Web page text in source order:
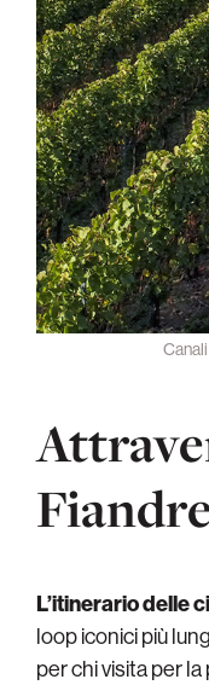
L’itinerario delle
loop iconici più
per chi visita per